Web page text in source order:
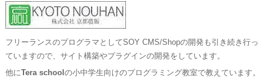
フリーランスのプログラマとしてSOY CMS/Shopの開発も引き続き行っ
ていますので、サイト構築やプラグインの開発をしています。
他にTera school の小中学生向けのプログラミング教室で教えています。